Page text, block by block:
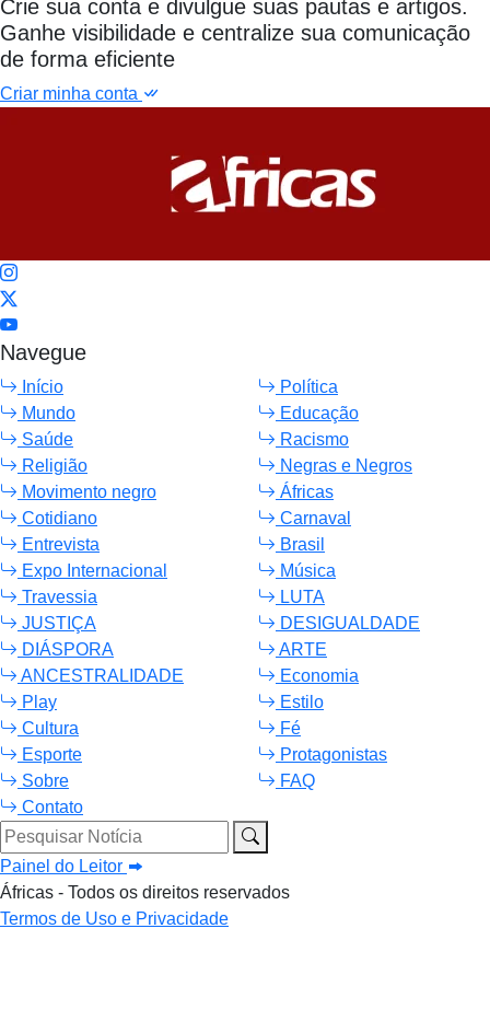
Crie sua conta e divulgue suas pautas e artigos.
Ganhe visibilidade e centralize sua comunicação
de forma eficiente
Criar minha conta
Navegue
Início
Política
Mundo
Educação
Saúde
Racismo
Religião
Negras e Negros
Movimento negro
Áfricas
Cotidiano
Carnaval
Entrevista
Brasil
Expo Internacional
Música
Travessia
LUTA
JUSTIÇA
DESIGUALDADE
DIÁSPORA
ARTE
ANCESTRALIDADE
Economia
Play
Estilo
Cultura
Fé
Esporte
Protagonistas
Sobre
FAQ
Contato
Pesquisar Notícia
Painel do Leitor
Áfricas - Todos os direitos reservados
Termos de Uso e Privacidade